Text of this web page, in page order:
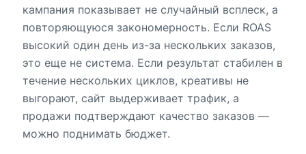
кампания показывает не случайный всплеск, а
повторяющуюся закономерность. Если ROAS
высокий один день из-за нескольких заказов,
это еще не система. Если результат стабилен в
течение нескольких циклов, креативы не
выгорают, сайт выдерживает трафик, а
продажи подтверждают качество заказов —
можно поднимать бюджет.